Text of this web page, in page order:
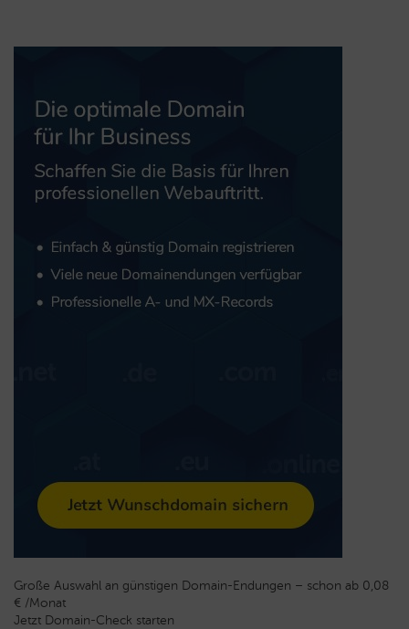
Große Auswahl an günstigen Domain-Endungen – schon ab 0,08
€ /Monat
Jetzt Domain-Check starten